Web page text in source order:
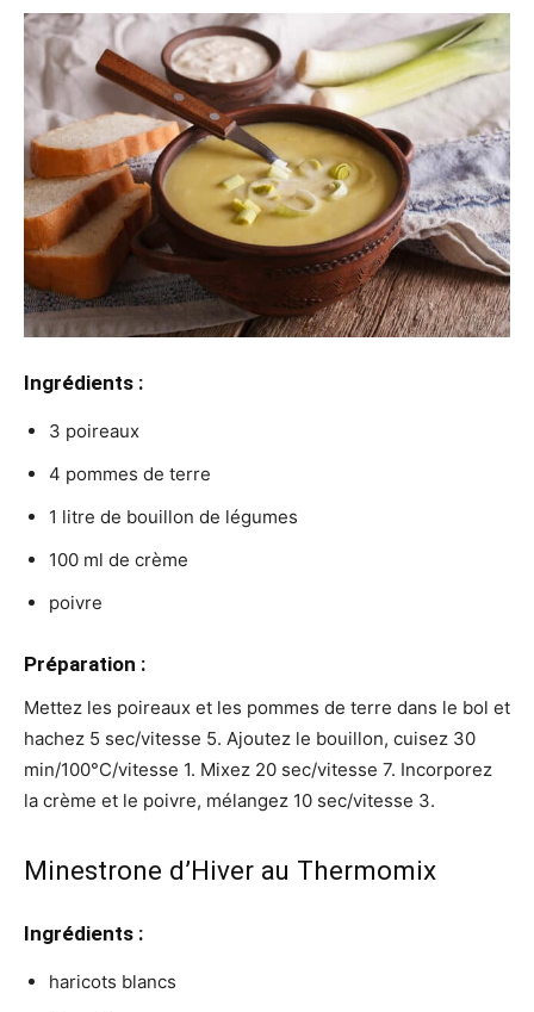
Ingrédients :
3 poireaux
4 pommes de terre
1 litre de bouillon de légumes
100 ml de crème
poivre
Préparation :
Mettez les poireaux et les pommes de terre dans le bol et
hachez 5 sec/vitesse 5. Ajoutez le bouillon, cuisez 30
min/100°C/vitesse 1. Mixez 20 sec/vitesse 7. Incorporez
la crème et le poivre, mélangez 10 sec/vitesse 3.
Minestrone d’Hiver au Thermomix
Ingrédients :
haricots blancs